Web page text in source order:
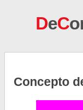
DeC
Concepto